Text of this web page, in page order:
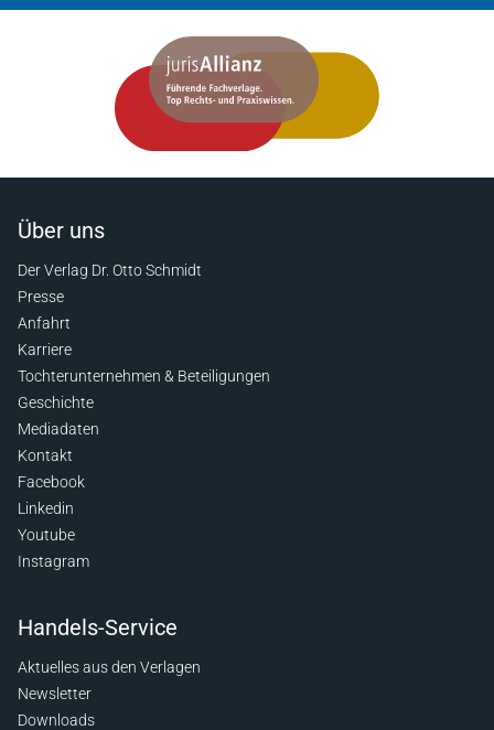
Über uns
Der Verlag Dr. Otto Schmidt
Presse
Anfahrt
Karriere
Tochterunternehmen & Beteiligungen
Geschichte
Mediadaten
Kontakt
Facebook
Linkedin
Youtube
Instagram
Handels-Service
Aktuelles aus den Verlagen
Newsletter
Downloads